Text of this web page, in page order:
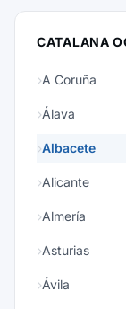
CATALANA
A Coruña
Álava
Albacete
Alicante
Almería
Asturias
Ávila